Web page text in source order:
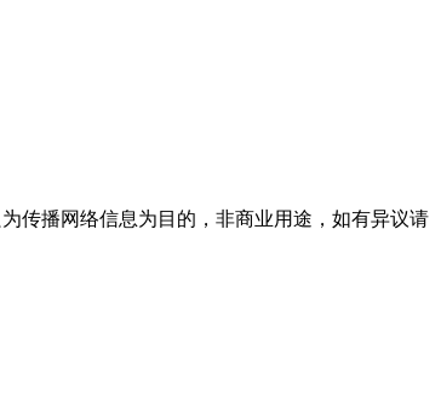
传播网络信息为目的，非商业用途，如有异议请